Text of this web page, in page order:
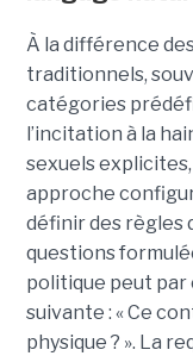
À la différence
traditionnels,
catégories
l’incitation à la
sexuels
approche
définir des règles
questions
politique peut par
suivante : « Ce
physique ? ». La